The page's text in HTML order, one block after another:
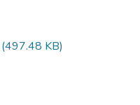
(497.48 KB)